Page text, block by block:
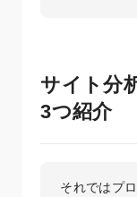
サイト分
3つ紹介
それではプ